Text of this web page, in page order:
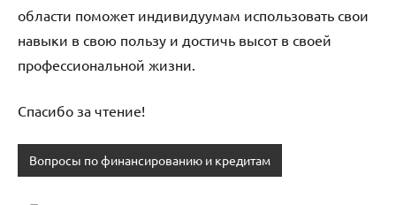
области поможет индивидуумам использовать свои
навыки в свою пользу и достичь высот в своей
профессиональной жизни.
Спасибо за чтение!
Вопросы по финансированию и кредитам